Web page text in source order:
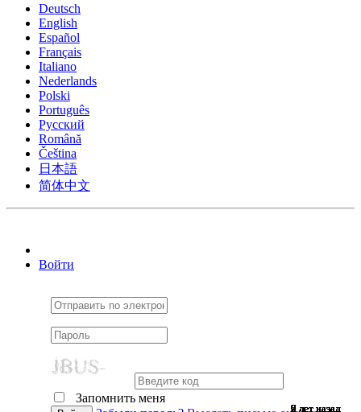
9 лет назад
9 лет назад
7 лет назад
9 лет назад
9 лет назад
9 лет назад
9 лет назад
9 лет назад
9 лет назад
9 лет назад
9 лет назад
9 лет назад
9 лет назад
9 лет назад
7 лет назад
9 лет назад
9 лет назад
9 лет назад
9 лет назад
9 лет назад
9 лет назад
7 лет назад
9 лет назад
6 лет назад
9 лет назад
9 лет назад
6 лет назад
9 лет назад
2 лет назад
9 лет назад
9 лет назад
Deutsch
English
Español
Français
Italiano
Nederlands
Polski
Português
Pусский
Română
Čeština
日本語
简体中文
Войти
Запомнить меня